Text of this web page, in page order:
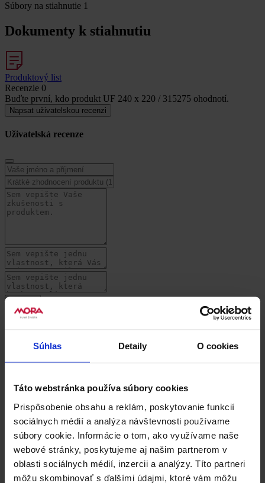
Súhlas Detaily O cookies
Táto webstránka používa súbory cookies
Prispôsobenie obsahu a reklám, poskytovanie funkcií
sociálnych médií a analýza návštevnosti používame
súbory cookie. Informácie o tom, ako využívame naše
webové stránky, poskytujeme aj našim partnerom v
oblasti sociálnych médií, inzercii a analýzy. Títo partneri
môžu skombinovať s ďalšími údajmi, ktoré vám môžu
Súbory na stiahnutie 1
Dokumenty k stiahnutiu
Produktový list
Recenzie 0
Buďte první, kdo produkt UF 240 x 220 / 315275 ohodnotí.
Napsat uživatelskou recenzi
Uživatelská recenze